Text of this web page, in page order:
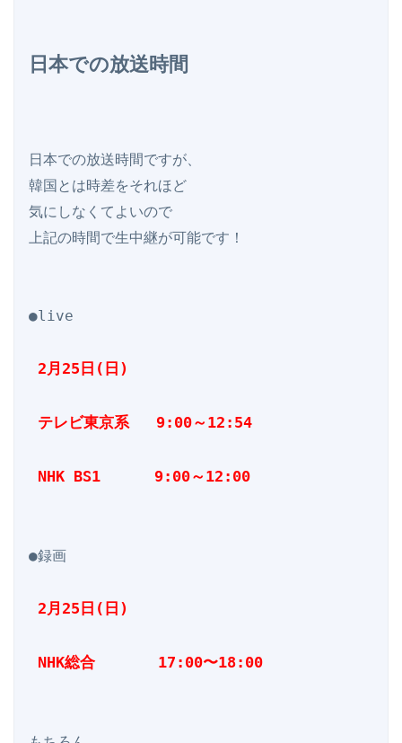
日本での放送時間
日本での放送時間ですが、
韓国とは時差をそれほど
気にしなくてよいので
上記の時間で生中継が可能です！
●live
2月25日(日)
テレビ東京系   9:00～12:54
NHK BS1      9:00～12:00
●録画
2月25日(日)
NHK総合       17:00〜18:00